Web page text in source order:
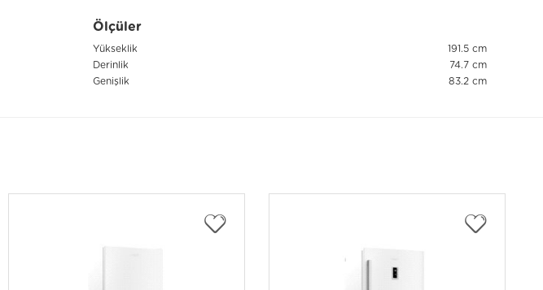
Ölçüler
Yükseklik
191.5 cm
Derinlik
74.7 cm
Genişlik
83.2 cm